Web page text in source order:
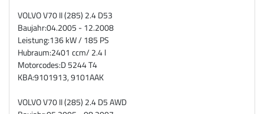
VOLVO V70 II (285) 2.4 D53
Baujahr:04.2005 - 12.2008
Leistung:136 kW / 185 PS
Hubraum:2401 ccm/ 2.4 l
Motorcodes:D 5244 T4
KBA:9101913, 9101AAK
VOLVO V70 II (285) 2.4 D5 AWD